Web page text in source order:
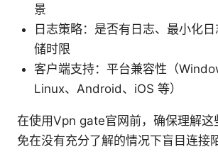
景
日志策略：是否有日志、最小化
储时限
客户端支持：平台兼容性（
Linux、Android、iOS 等）
在使用Vpn gate官网前，确保理解这
免在没有充分了解的情况下盲目连接